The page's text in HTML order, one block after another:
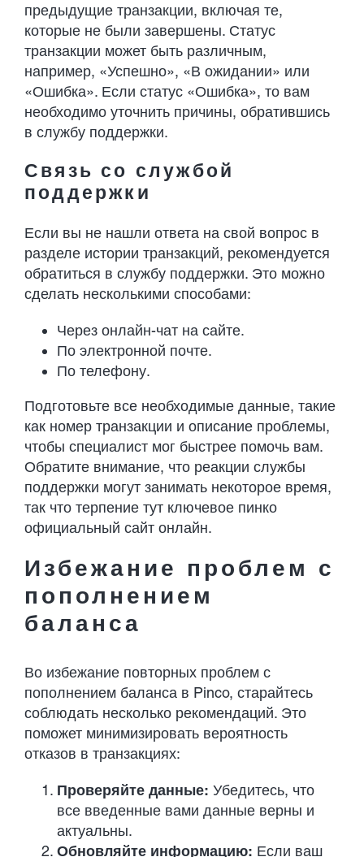
предыдущие транзакции, включая те,
которые не были завершены. Статус
транзакции может быть различным,
например, «Успешно», «В ожидании» или
«Ошибка». Если статус «Ошибка», то вам
необходимо уточнить причины, обратившись
в службу поддержки.
Связь со службой
поддержки
Если вы не нашли ответа на свой вопрос в
разделе истории транзакций, рекомендуется
обратиться в службу поддержки. Это можно
сделать несколькими способами:
Через онлайн-чат на сайте.
По электронной почте.
По телефону.
Подготовьте все необходимые данные, такие
как номер транзакции и описание проблемы,
чтобы специалист мог быстрее помочь вам.
Обратите внимание, что реакции службы
поддержки могут занимать некоторое время,
так что терпение тут ключевое пинко
официальный сайт онлайн.
Избежание проблем с
пополнением
баланса
Во избежание повторных проблем с
пополнением баланса в Pinco, старайтесь
соблюдать несколько рекомендаций. Это
поможет минимизировать вероятность
отказов в транзакциях:
Проверяйте данные: Убедитесь, что
все введенные вами данные верны и
актуальны.
Обновляйте информацию: Если ваш